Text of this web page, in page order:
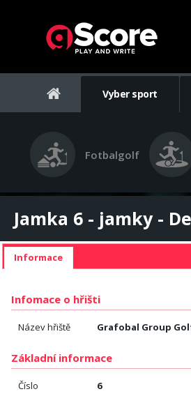
Vyber sport
Fotbalgolf
Jamka 6 - jamky -
Informace
Infomace o hřišti
Název hřiště Grafobal Group
Základní informace
Číslo
6